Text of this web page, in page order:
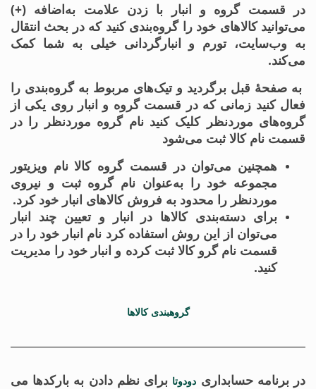
در قسمت گروه و انبار با زدن علامت به‌اضافه (+)
می‌توانید کالاهای خود را گروه‌بندی کنید که در بحث انتقال
به وب‌سایت، تورم و انبارگردانی خیلی به شما کمک
می‌کند.
به صفحهٔ قبل برگردید و تیک‌های مربوط به گروه‌بندی را
فعال کنید زمانی که در قسمت گروه و انبار روی یکی از
گروه‌های موردنظر کلیک کنید نام گروه موردنظر را در
قسمت نام کالا ثبت می‌شود
همچنین می‌توان در قسمت گروه کالا نام ویزیتور
مجموعه خود را به‌عنوان نام گروه ثبت و نیروی
موردنظر را محدود به فروش کالاهای انبار خود کرد.
برای دسته‌بندی کالاها در انبار و تعیین چند انبار
می‌توان از این روش استفاده کرد نام انبار خود را در
قسمت نام گرو کالا ثبت کرده و انبار خود را مدیریت
کنید.
گروهبندی کالاها
در برنامه حسابداری دودوتا برای نظم دادن به بارکدها می